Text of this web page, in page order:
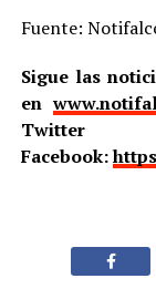
Fuente:
Sigue las
en
Twitter
Facebook: